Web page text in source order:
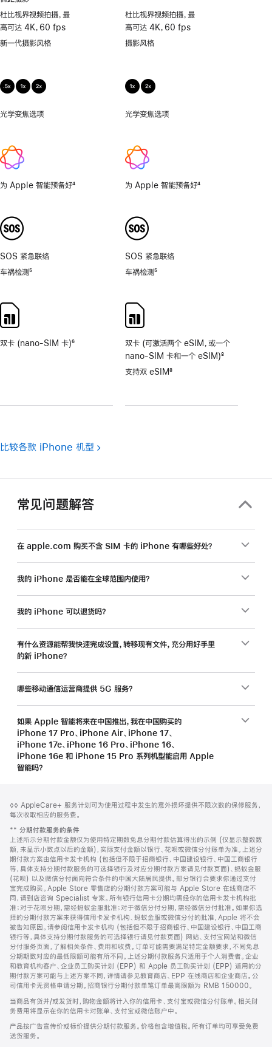
杜比视界视频拍摄，最
高可达 4K，60 fps
新一代摄影风格
光学变焦选项
为 Apple 智能预备好4
SOS 紧急联络
车祸检测5
双卡 (nano-SIM 卡)6
支
持
杜比视界视频拍摄，最
高可达 4K，60 fps
摄影风格
光学变焦选项
为 Apple 智能预备好4
SOS 紧急联络
车祸检测5
双卡 (可激活两个 eSIM，或一个
nano-SIM 卡和一个 eSIM)
脚
8
支持双 eSIM8
比较各款 iPhone 机型
常见问题解答
在 apple.com 购买不含 SIM 卡的 iPhone 有哪些好处？
我的 iPhone 是否能在全球范围内使用？
我的 iPhone 可以退货吗？
有什么资源能帮我快速完成设置，转移现有文件，充分用好手里
的新 iPhone？
哪些移动通信运营商提供 5G 服务？
如果 Apple 智能将来在中国推出，我在中国购买的
iPhone 17 Pro、iPhone Air、iPhone 17、
iPhone 17e、iPhone 16 Pro、iPhone 16、
iPhone 16e 和 iPhone 15 Pro 系列机型能启用 Apple
智能吗？
页
页
脚
注
脚
注
◊◊ AppleCare+ 服务计划可为使用过程中发生的意外损坏提供不限次数的保修服务，
每次收取相应的服务费。
脚
注
** 分期付款服务的条件
上述所示分期付款金额仅为使用特定期数免息分期付款估算得出的示例 (仅显示整数数
额，未显示小数点以后的金额)，实际支付金额以银行、花呗或微信分付账单为准。上述分
期付款方案由信用卡发卡机构 (包括但不限于招商银行、中国建设银行、中国工商银行
等，具体支持分期付款服务的可选择银行及对应分期付款方案请见付款页面)、蚂蚁金服
(花呗) 以及微信分付面向符合条件的中国大陆居民提供。部分银行会要求你通过支付
宝完成购买。Apple Store 零售店的分期付款方案可能与 Apple Store 在线商店不
同，请到店咨询 Specialist 专家。所有银行信用卡分期均需经你的信用卡发卡机构批
准；对于花呗分期，需经蚂蚁金服批准；对于微信分付分期，需经微信分付批准。如果你选
择的分期付款方案未获得信用卡发卡机构、蚂蚁金服或微信分付的批准，Apple 将不会
被告知原因。请参阅信用卡发卡机构 (包括但不限于招商银行、中国建设银行、中国工商
银行等，具体支持分期付款服务的可选择银行请见付款页面) 网站、支付宝网站和微信
分付服务页面，了解相关条件、费用和收费。订单可能需要满足特定金额要求，不同免息
分期期数对应的最低限额可能有所不同。上述分期付款服务只适用于个人消费者。企业
和教育机构客户、企业员工购买计划 (EPP) 和 Apple 员工购买计划 (EPP) 适用的分
期付款方案可能与上述方案不同，详情请参见教育商店、EPP 在线商店和企业商店。公
司信用卡无资格申请分期。招商银行分期付款单笔订单最高限额为 RMB 150000。
当商品有货并/或发货时，购物金额将计入你的信用卡、支付宝或微信分付账单。相关财
务费用将显示在你的信用卡对账单、支付宝或微信账户中。
产品按广告宣传价或标价提供分期付款服务。价格包含增值税。所有订单均可享受免费
送货服务。